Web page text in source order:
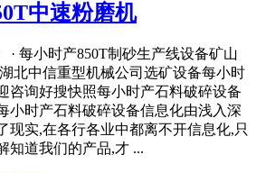
中速粉磨机
· 每小时产850T制砂生产线设备矿山
北中信重型机械公司选矿设备每小时
咨询好搜快照每小时产石料破碎设备
小时产石料破碎设备信息化由浅入深
现实,在各行各业中都离不开信息化,只
知道我们的产品,才 ...